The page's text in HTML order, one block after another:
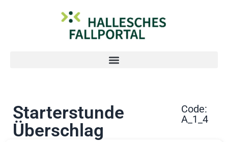
Starterstunde
Überschlag
Code:
A_1_4